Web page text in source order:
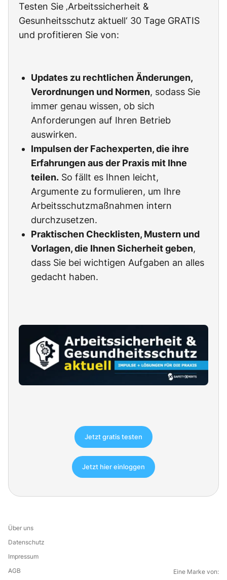
Testen Sie ‚Arbeitssicherheit &
Gesunheitsschutz aktuell‘ 30 Tage GRATIS
und profitieren Sie von:
Updates zu rechtlichen Änderungen,
Verordnungen und Normen, sodass Sie
immer genau wissen, ob sich
Anforderungen auf Ihren Betrieb
auswirken.
Impulsen der Fachexperten, die ihre
Erfahrungen aus der Praxis mit Ihne
teilen. So fällt es Ihnen leicht,
Argumente zu formulieren, um Ihre
Arbeitsschutzmaßnahmen intern
durchzusetzen.
Praktischen Checklisten, Mustern und
Vorlagen, die Ihnen Sicherheit geben,
dass Sie bei wichtigen Aufgaben an alles
gedacht haben.
Jetzt gratis testen
Jetzt hier einloggen
Über uns
Datenschutz
Impressum
AGB
Eine Marke von: